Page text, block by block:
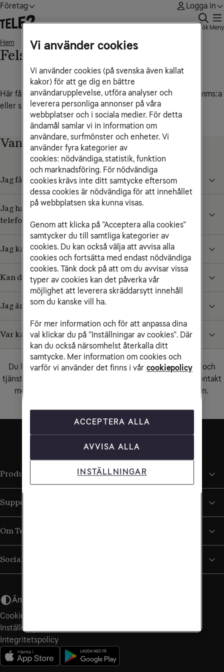
Företag Logga in
Sök Meny
Hem • • • Felsökning av mobildata
Felsökning av mobildata
Här får du hjälp att lösa problem relaterade till att surfa, mms:a
eller skicka mejl med mobilen.
Vanliga frågor och svar
Jag får inte inställningarna för data att fungera?
Jag har fått ett mms, men kan inte se det på min
telefon?
Jag kan inte surfa fast jag har ett datapaket?
Kan du inte skicka mejl med din telefon?
Jag är utomlands men får inte mobilsurf att fungera
Var kan jag se om Tele2 har driftstörningar?
Behöver du komma i kontakt med oss?
Du hittar information och hjälp som rör våra produkter och
tjänster i vår
Om du behöver komma i kontakt
med oss hittar du kontaktuppgifter via knappen nedan.
Kontakta oss
Produkter och tjänster
Support
Om Tele2
Sociala medier
Ändra utseende
Cookiepolicy
Inställningar för cookies
Integritetspolicy
Vi använder cookies
Vi använder cookies (på svenska även kallat
kakor) för att ge dig en bättre
användarupplevelse, utföra analyser och
leverera personliga annonser på våra
webbplatser och i sociala medier. För detta
ändamål samlar vi in information om
användare, surfmönster och enheter. Vi
använder fyra kategorier av
cookies: nödvändiga, statistik, funktion
och marknadsföring. För nödvändiga
cookies krävs inte ditt samtycke eftersom
dessa cookies är nödvändiga för att innehållet
på webbplatsen ska kunna visas.
Genom att klicka på ”Acceptera alla cookies”
samtycker du till samtliga kategorier av
cookies. Du kan också välja att avvisa alla
cookies och fortsätta med endast nödvändiga
cookies. Tänk dock på att om du avvisar vissa
typer av cookies kan det påverka vår
möjlighet att leverera skräddarsytt innehåll
som du kanske vill ha.
För mer information och för att anpassa dina
val klickar du på ”Inställningar av cookies”. Där
kan du också närsomhelst återkalla ditt
samtycke. Mer information om cookies och
varför vi använder det finns i vår cookiepolicy
ACCEPTERA ALLA
AVVISA ALLA
INSTÄLLNINGAR